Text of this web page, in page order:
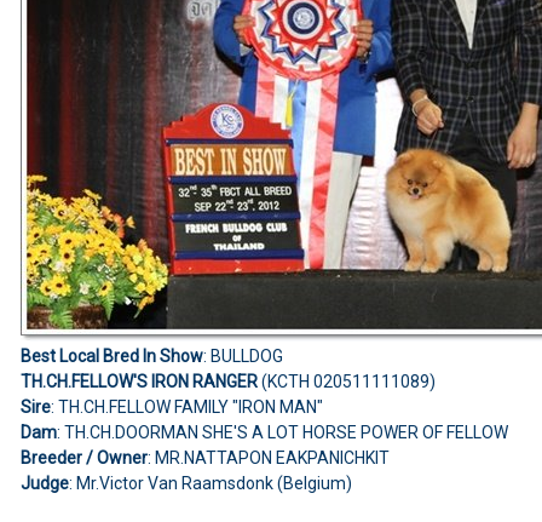
Best Local Bred In Show: BULLDOG
TH.CH.FELLOW'S IRON RANGER(KCTH 020511111089)
Sire: TH.CH.FELLOW FAMILY "IRON MAN"
Dam: TH.CH.DOORMAN SHE'S A LOT HORSE POWER OF FELLOW
Breeder / Owner: MR.NATTAPON EAKPANICHKIT
Judge: Mr.Victor Van Raamsdonk (Belgium)